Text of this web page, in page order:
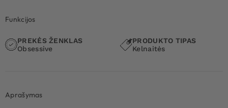
Funkcijos
PREKĖS ŽENKLAS
Obsessive
PRODUKTO TIPAS
Kelnaitės
Aprašymas